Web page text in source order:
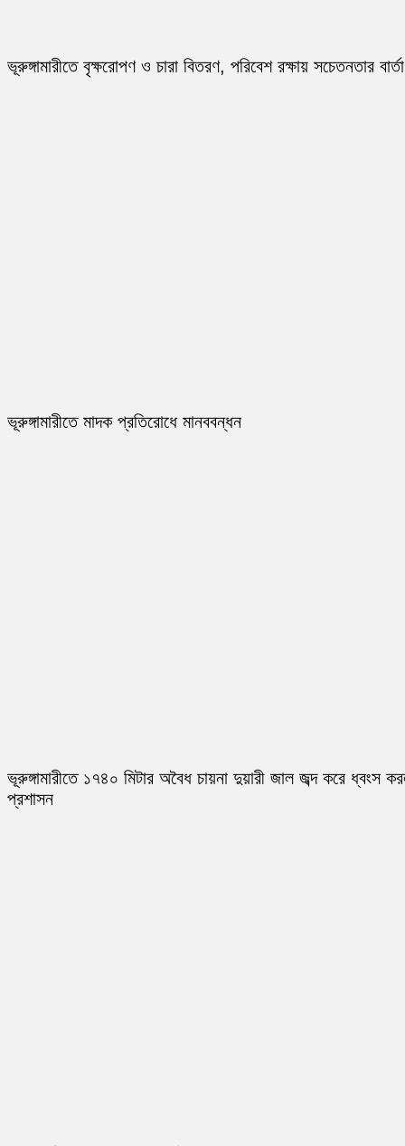
ভূরুঙ্গামারীতে বৃক্ষরোপণ ও চারা বিতরণ, পরিবেশ রক্ষায় সচেতনতার বার্তা
ভূরুঙ্গামারীতে মাদক প্রতিরোধে মানববন্ধন
ভূরুঙ্গামারীতে ১৭৪০ মিটার অবৈধ চায়না দুয়ারী জাল জব্দ করে ধ্বংস
প্রশাসন